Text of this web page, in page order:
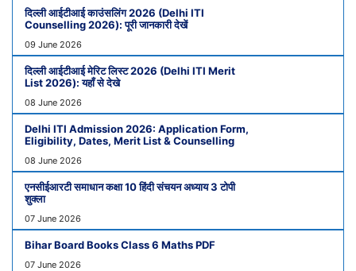
दिल्ली आईटीआई काउंसलिंग 2026 (Delhi ITI
Counselling 2026): पूरी जानकारी देखें
09 June 2026
दिल्ली आईटीआई मेरिट लिस्ट 2026 (Delhi ITI Merit
List 2026): यहाँ से देखे
08 June 2026
Delhi ITI Admission 2026: Application Form,
Eligibility, Dates, Merit List & Counselling
08 June 2026
एनसीईआरटी समाधान कक्षा 10 हिंदी संचयन अध्याय 3 टोपी
शुक्ला
07 June 2026
Bihar Board Books Class 6 Maths PDF
07 June 2026